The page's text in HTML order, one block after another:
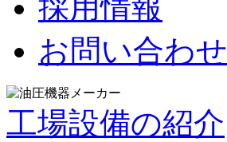
採用情報
お問い合わせ
工場設備の紹介